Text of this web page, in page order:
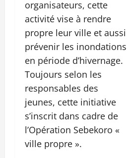
organisateurs, cette
activité vise à rendre
propre leur ville et aussi
prévenir les inondations
en période d’hivernage.
Toujours selon les
responsables des
jeunes, cette initiative
s’inscrit dans cadre de
l’Opération Sebekoro «
ville propre ».